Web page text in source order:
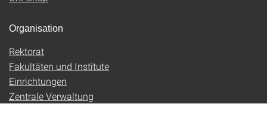
Organisation
Rektorat
Fakultäten und Institute
Einrichtungen
Zentrale Verwaltung